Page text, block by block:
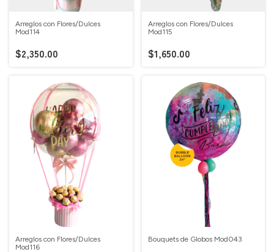
Arreglos con Flores/Dulces
Mod114
$2,350.00
Arreglos con Flores/Dulces
Mod115
$1,650.00
Arreglos con Flores/Dulces
Mod116
Bouquets de Globos Mod043